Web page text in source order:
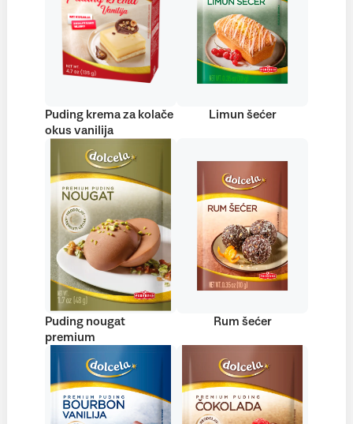
Puding krema za kolače
okus vanilija
Limun šećer
Puding nougat
premium
Rum šećer